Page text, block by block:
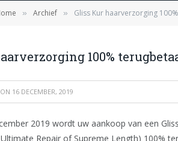
» Archief » Gliss Kur haarverzorging
100%
ON 16 DECEMBER, 2019
2019 wordt uw aankoop van een
Repair of Supreme Length) 100%